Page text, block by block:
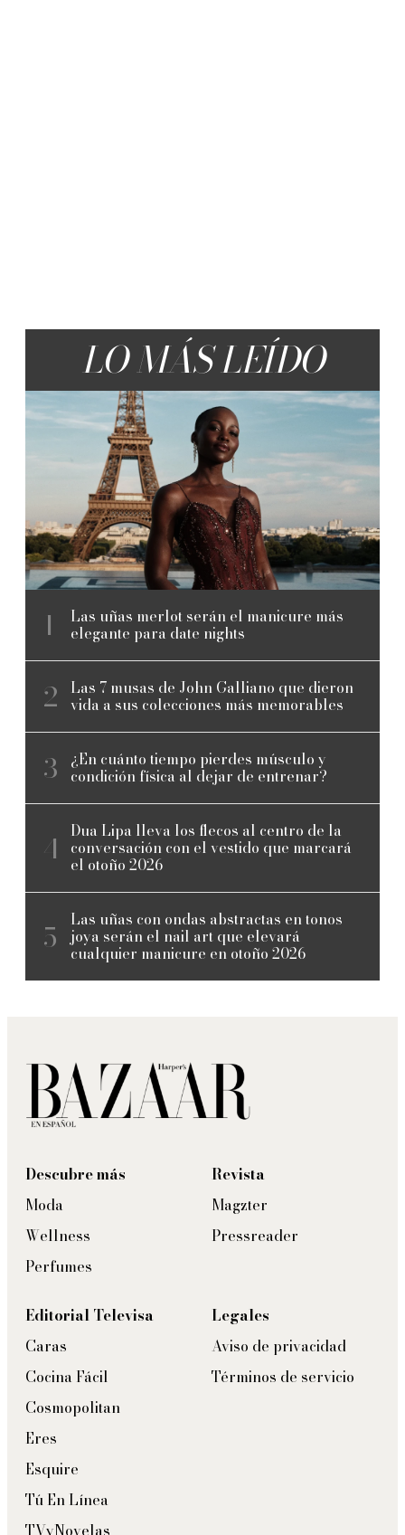
LO MÁS LEÍDO
Las uñas merlot serán el manicure más
elegante para date nights
Las 7 musas de John Galliano que dieron
vida a sus colecciones más memorables
¿En cuánto tiempo pierdes músculo y
condición física al dejar de entrenar?
Dua Lipa lleva los flecos al centro de la
conversación con el vestido que marcará
el otoño 2026
Las uñas con ondas abstractas en tonos
joya serán el nail art que elevará
cualquier manicure en otoño 2026
Descubre más
Moda
Wellness
Perfumes
Revista
Magzter
Pressreader
Editorial Televisa
Caras
Cocina Fácil
Cosmopolitan
Eres
Esquire
Tú En Línea
Legales
Aviso de privacidad
Términos de servicio